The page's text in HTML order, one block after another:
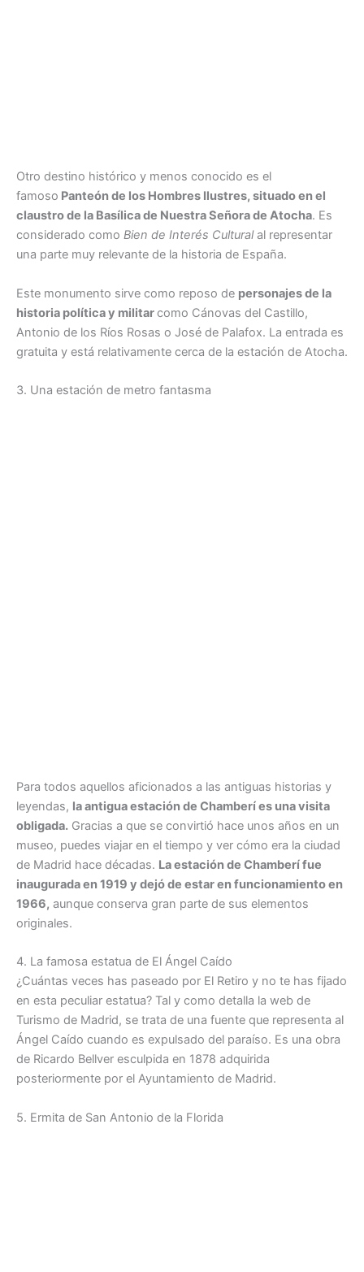
Otro destino histórico y menos conocido es el
famoso Panteón de los Hombres Ilustres, situado en el
claustro de la Basílica de Nuestra Señora de Atocha. Es
considerado como Bien de Interés Culturalal representar
una parte muy relevante de la historia de España.
Este monumento sirve como reposo de personajes de la
historia política y militarcomo Cánovas del Castillo,
Antonio de los Ríos Rosas o José de Palafox. La entrada es
gratuita y está relativamente cerca de la estación de Atocha.
3. Una estación de metro fantasma
Para todos aquellos aficionados a las antiguas historias y
leyendas, la antigua estación de Chamberí es una visita
obligada. Gracias a que se convirtió hace unos años en un
museo, puedes viajar en el tiempo y ver cómo era la ciudad
de Madrid hace décadas. La estación de Chamberí fue
inaugurada en 1919 y dejó de estar en funcionamiento en
1966, aunque conserva gran parte de sus elementos
originales.
4. La famosa estatua de El Ángel Caído
¿Cuántas veces has paseado por El Retiro y no te has fijado
en esta peculiar estatua? Tal y como detalla la web de
Turismo de Madrid, se trata de una fuente que representa al
Ángel Caído cuando es expulsado del paraíso. Es una obra
de Ricardo Bellver esculpida en 1878 adquirida
posteriormente por el Ayuntamiento de Madrid.
5. Ermita de San Antonio de la Florida